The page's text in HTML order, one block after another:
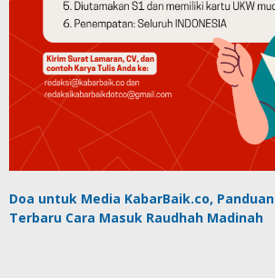
Doa untuk Media KabarBaik.co, Panduan
Terbaru Cara Masuk Raudhah Madinah